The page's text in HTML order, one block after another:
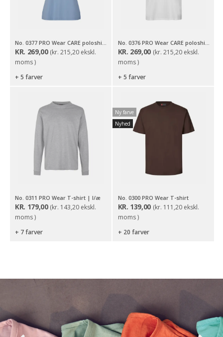
KR. 269,00 (kr. 215,20 ekskl.
moms )
+ 5 farver
KR. 269,00 (kr. 215,20ekskl.
moms )
+ 5 farver
No. 0311 PRO Wear T-shirt | l/æ
KR. 179,00 (kr. 143,20 ekskl.
moms )
+ 7 farver
Ny farve
Nyhed
No. 0300 PRO Wear T-shirt
KR. 139,00 (kr. 111,20ekskl.
moms )
+ 20 farver